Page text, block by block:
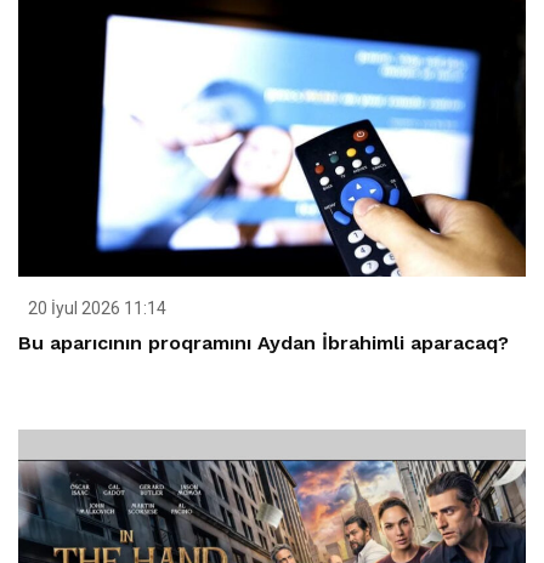
20 İyul 2026 11:14
Bu aparıcının proqramını Aydan İbrahimli aparacaq?